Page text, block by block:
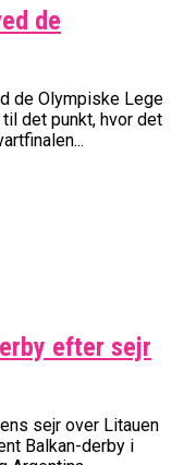
Åbner FIBA Europe
Nederlag
I Debut I Youth
Skuffede Og
League-
League
Jensen Fik
Mod
Blazers
Mod
2024: Se
Basket Boomer:
År I Træk
de
de Olympiske Lege
det punkt, hvor det
efter sejr
sejr over Litauen
Balkan-derby i